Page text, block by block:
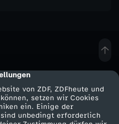
von ZDF, ZDFheute und
setzen wir Cookies
ein. Einige der
unbedingt erforderlich